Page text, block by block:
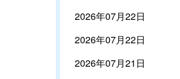
2026年07月22日
2026年07月22日
2026年07月21日